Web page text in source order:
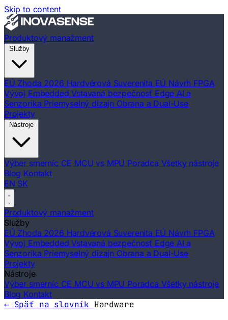
Skip to content
Produktový manažment
EÚ Zhoda 2026 Hardvérová Suverenita EÚ Návrh FPGA
Vývoj EmbeddedVstavaná bezpečnosť Edge AI a
Senzorika Priemyselný dizajn Obrana a Dual-Use
Projekty
Výber smerníc CE MCU vs MPU Poradca Všetky nástroje
Blog Kontakt
EN SK
Produktový manažment
Služby
EÚ Zhoda 2026 Hardvérová Suverenita EÚ Návrh FPGA
Vývoj EmbeddedVstavaná bezpečnosť Edge AI a
Senzorika Priemyselný dizajn Obrana a Dual-Use
Projekty
Nástroje
Výber smerníc CE MCU vs MPU Poradca Všetky nástroje
Blog Kontakt
← Späť na slovník Hardware